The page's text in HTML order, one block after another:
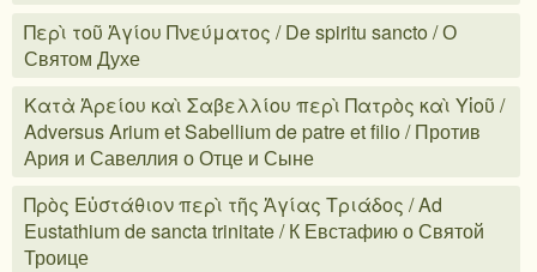
Περὶ τοῦ Ἁγίου Πνεύματος / De spiritu sancto / О
Святом Духе
Κατὰ Ἀρείου καὶ Σαβελλίου περὶ Πατρὸς καὶ Υἱοῦ /
Adversus Arium et Sabellium de patre et filio / Против
Ария и Савеллия о Отце и Сыне
Πρὸς Εὐστάθιον περὶ τῆς Ἁγίας Τριάδος / Ad
Eustathium de sancta trinitate / К Евстафию о Святой
Троице